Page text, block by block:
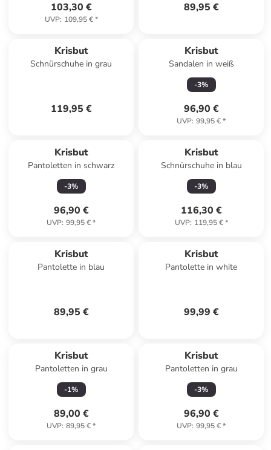
103,30 €
UVP: 109,95 €*
89,95 €
Krisbut
Schnürschuhe in grau
119,95 €
Krisbut
Sandalen in weiß
-3%
96,90 €
UVP: 99,95 €*
Krisbut
Pantoletten in schwarz
-3%
96,90 €
UVP: 99,95 €*
Krisbut
Schnürschuhe in blau
-3%
116,30 €
UVP: 119,95 €*
Krisbut
Pantolette in blau
89,95 €
Krisbut
Pantolette in white
99,99 €
Krisbut
Pantoletten in grau
-1%
89,00 €
UVP: 89,95 €*
Krisbut
Pantoletten in grau
-3%
96,90 €
UVP: 99,95 €*